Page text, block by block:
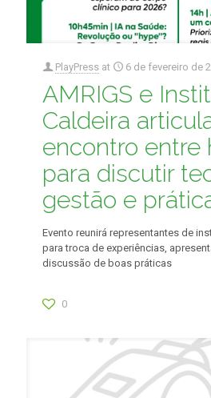
PlayPress at 6 de fevereiro de
AMRIGS e
Caldeira
encontro entre
para discutir
gestão e
Evento reunirá representantes de
para troca de experiências,
discussão de boas práticas
0